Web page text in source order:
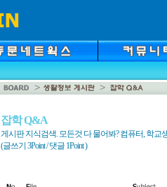
잡학 Q&A
게시판 지식검색. 모든것 다 물어봐? 컴퓨터, 학교
(글쓰기 3Point / 댓글 1Point )